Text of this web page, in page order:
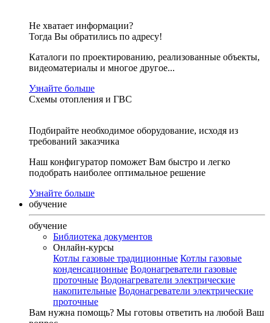
Не хватает информации?
Тогда Вы обратились по адресу!
Каталоги по проектированию, реализованные объекты,
видеоматериалы и многое другое...
Узнайте больше
Схемы отопления и ГВС
Подбирайте необходимое оборудование, исходя из
требований заказчика
Наш конфигуратор поможет Вам быстро и легко
подобрать наиболее оптимальное решение
Узнайте больше
обучение
обучение
Библиотека документов
Онлайн-курсы
Котлы газовые традиционные Котлы газовые
конденсационные Водонагреватели газовые
проточные Водонагреватели электрические
накопительные Водонагреватели электрические
проточные
Вам нужна помощь? Мы готовы ответить на любой Ваш